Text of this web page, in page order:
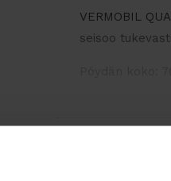
VERMOBIL
seisoo